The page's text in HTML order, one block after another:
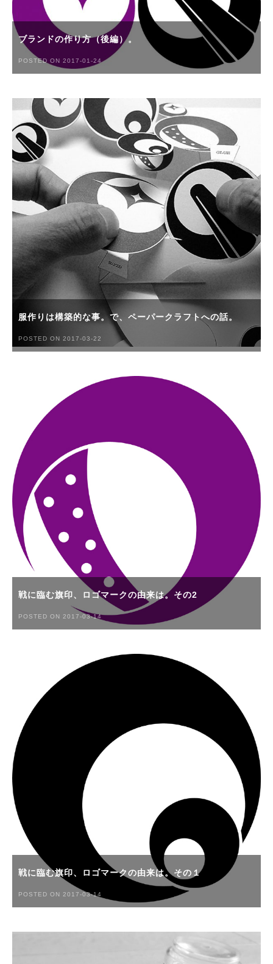
ブランドの作り方（後編）。
POSTED ON 2017-01-24
服作りは構築的な事。で、ペーパークラフトへの話。
POSTED ON 2017-03-22
戦に臨む旗印、ロゴマークの由来は。その2
POSTED ON 2017-03-14
戦に臨む旗印、ロゴマークの由来は。その１
POSTED ON 2017-03-14